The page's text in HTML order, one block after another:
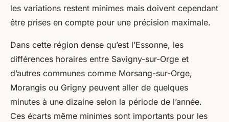
les variations restent minimes mais doivent cependant
être prises en compte pour une précision maximale.
Dans cette région dense qu’est l’Essonne, les
différences horaires entre Savigny-sur-Orge et
d’autres communes comme Morsang-sur-Orge,
Morangis ou Grigny peuvent aller de quelques
minutes à une dizaine selon la période de l’année.
Ces écarts même minimes sont importants pour les